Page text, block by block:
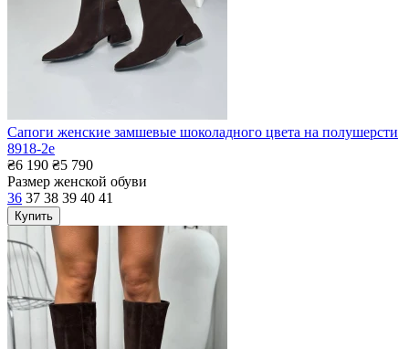
Сапоги женские замшевые шоколадного цвета на полушерсти
8918-2е
₴6 190 ₴5 790
Размер женской обуви
36 37 38 39 40 41
Купить